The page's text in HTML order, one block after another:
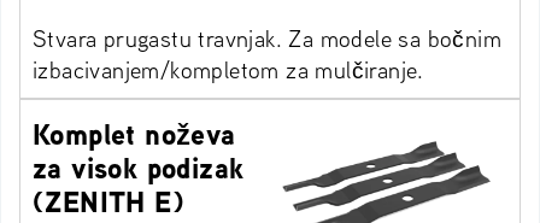
Stvara prugastu travnjak. Za modele sa bočnim
izbacivanjem/kompletom za mulčiranje.
Komplet noževa
za visok podizak
(ZENITH E)